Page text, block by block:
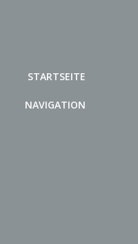
STARTSEITE
NAVIGATION